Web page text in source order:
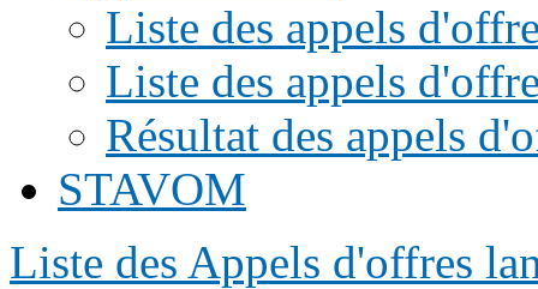
Liste des appels
Liste des appels
Résultat des appels
STAVOM
Liste des Appels d'offres